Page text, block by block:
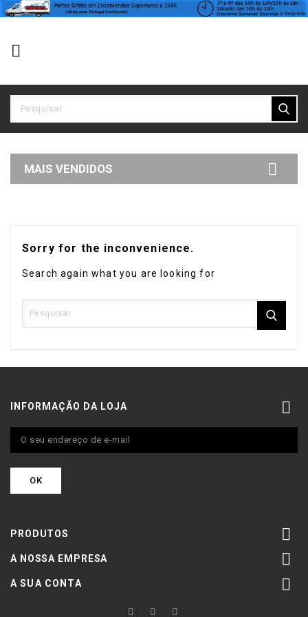

MAIS VENDIDOS 
Sorry for the inconvenience.
Search again what you are looking for
INFORMAÇÃO DA LOJA 
PRODUTOS 
A NOSSA EMPRESA 
A SUA CONTA 